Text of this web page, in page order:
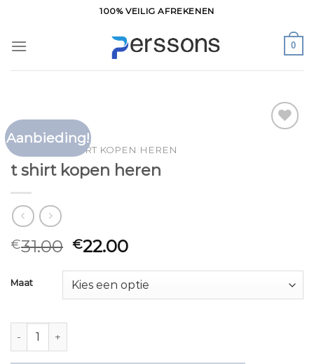
inhoud
100% VEILIG AFREKENEN
0
Aanbieding!
HOME T SHIRT KOPEN HEREN
t shirt kopen heren
€31.00 €22.00
Maat
t shirt kopen heren aantal